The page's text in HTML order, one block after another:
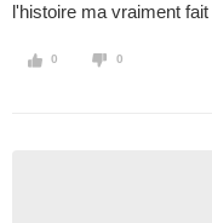
l'histoire ma vraiment
0 0